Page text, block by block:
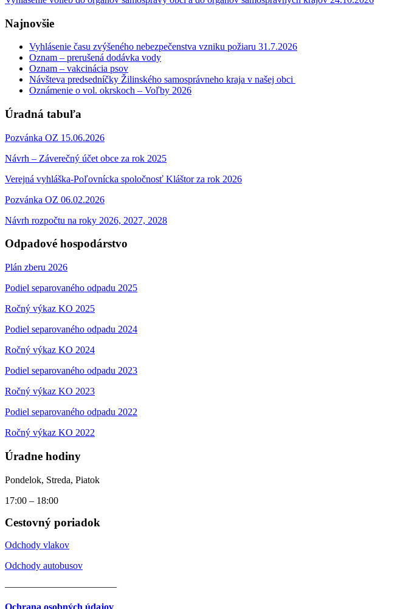
Najnovšie
Vyhlásenie času zvýšeného nebezpečenstva vzniku požiaru 31.7.2026
Oznam – prerušená dodávka vody
Oznam – vakcinácia psov
Návšteva predsedníčky Žilinského samosprávneho kraja v našej obci
Oznámenie o vol. okrskoch – Voľby 2026
Úradná tabuľa
Pozvánka OZ 15.06.2026
Návrh – Záverečný účet obce za rok 2025
Verejná vyhláška-Poľovnícka spoločnosť Kláštor za rok 2026
Pozvánka OZ 06.02.2026
Návrh rozpočtu na roky 2026, 2027, 2028
Odpadové hospodárstvo
Plán zberu 2026
Podiel separovaného odpadu 2025
Ročný výkaz KO 2025
Podiel separovaného odpadu 2024
Ročný výkaz KO 2024
Podiel separovaného odpadu 2023
Ročný výkaz KO 2023
Podiel separovaného odpadu 2022
Ročný výkaz KO 2022
Úradne hodiny
Pondelok, Streda, Piatok
17:00 – 18:00
Cestovný poriadok
Odchody vlakov
Odchody autobusov
———————————–
Ochrana osobných údajov